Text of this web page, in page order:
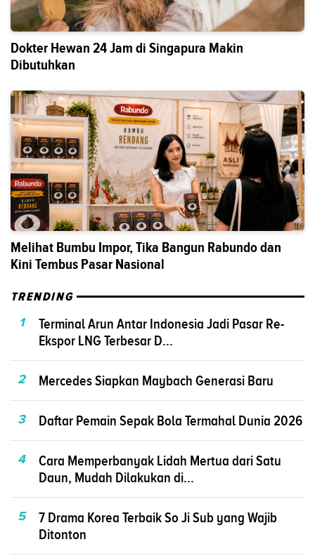
Dokter Hewan 24 Jam di Singapura Makin
Dibutuhkan
Melihat Bumbu Impor, Tika Bangun Rabundo dan
Kini Tembus Pasar Nasional
TRENDING
1
Terminal Arun Antar Indonesia Jadi Pasar Re-
Ekspor LNG Terbesar D...
2 Mercedes Siapkan Maybach Generasi Baru
3 Daftar Pemain Sepak Bola Termahal Dunia 2026
4
Cara Memperbanyak Lidah Mertua dari Satu
Daun, Mudah Dilakukan di...
5
7 Drama Korea Terbaik So Ji Sub yang Wajib
Ditonton